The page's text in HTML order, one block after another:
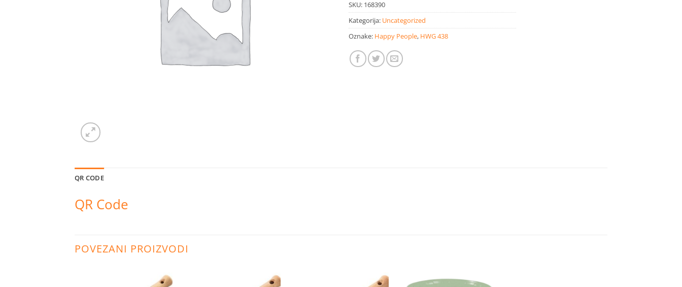
SKU: 168390
Kategorija: Uncategorized
Oznake: Happy People, HWG 438
QR CODE
QR Code
POVEZANI PROIZVODI